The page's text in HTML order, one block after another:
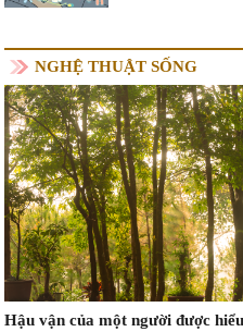
NGHỆ THUẬT SỐNG
Hậu vận của một người được